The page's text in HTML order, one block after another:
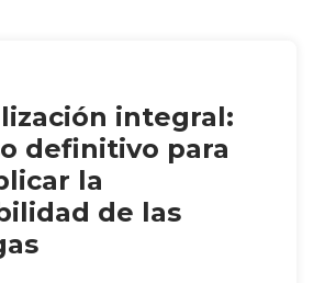
integral:
definitivo para
la
de las